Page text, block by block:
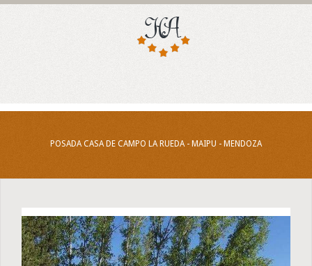
POSADA CASA DE CAMPO LA RUEDA - MAIPU - MENDOZA